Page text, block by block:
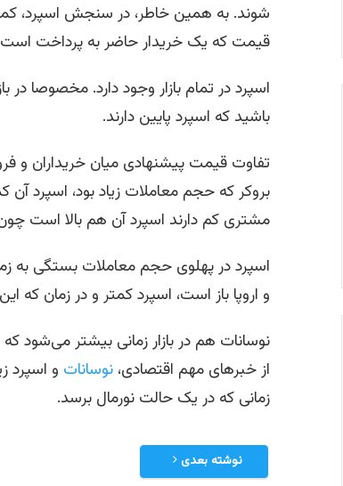
شوند. به همین خاطر، در سنجش اسپرد،
قیمت که یک خریدار حاضر به پرداخت
اسپرد در تمام بازار وجود دارد. مخصوصا
باشید که اسپرد پایین دارند.
تفاوت قیمت پیشنهادی میان خریداران و
بروکر که حجم معاملات زیاد بود، اسپرد
مشتری کم دارند اسپرد آن هم بالا است
اسپرد در پهلوی حجم معاملات بستگی به
و اروپا باز است، اسپرد کمتر و در زمان که
نوسانات هم در بازار زمانی بیشتر می‌شود
از خبرهای مهم اقتصادی،نوسانات و اسپرد
زمانی که در یک حالت نورمال برسد.
نوشته بعدی